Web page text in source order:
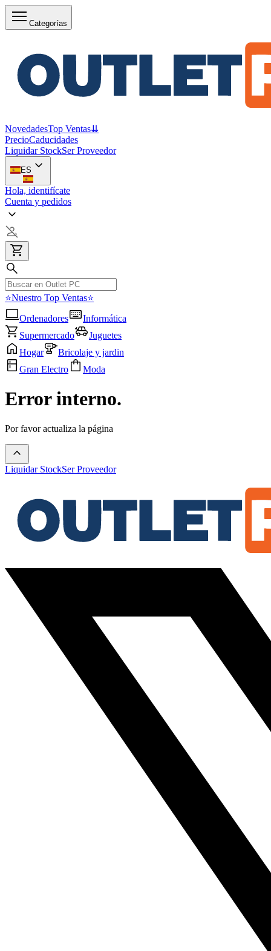
Categorías
NovedadesTop Ventas⇊
PrecioCaducidades
Liquidar StockSer Proveedor
ES
Hola, identifícate
Cuenta y pedidos
⭐Nuestro Top Ventas⭐
Ordenadores
Informática
Supermercado
Juguetes
Hogar
Bricolaje y jardin
Gran Electro
Moda
Error interno.
Por favor actualiza la página
Liquidar StockSer Proveedor